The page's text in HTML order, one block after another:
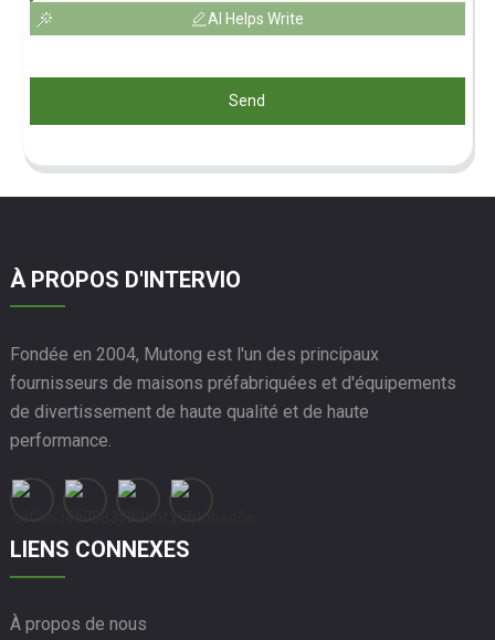
AI Helps Write
Send
À PROPOS D'INTERVIO
Fondée en 2004, Mutong est l'un des principaux
fournisseurs de maisons préfabriquées et d'équipements
de divertissement de haute qualité et de haute
performance.
LIENS CONNEXES
À propos de nous